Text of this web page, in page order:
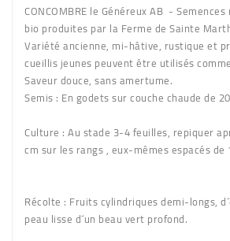
CONCOMBRE le Généreux AB -
bio produites par la Ferme de Sainte
Variété ancienne, mi-hâtive, rustique et
cueillis jeunes peuvent être utilisés
Saveur douce, sans amertume.
Semis : En godets sur couche chaude de
Culture : Au stade 3-4 feuilles, repiquer
cm sur les rangs , eux-mêmes espacés de
Récolte : Fruits cylindriques demi-longs,
peau lisse d´un beau vert profond.